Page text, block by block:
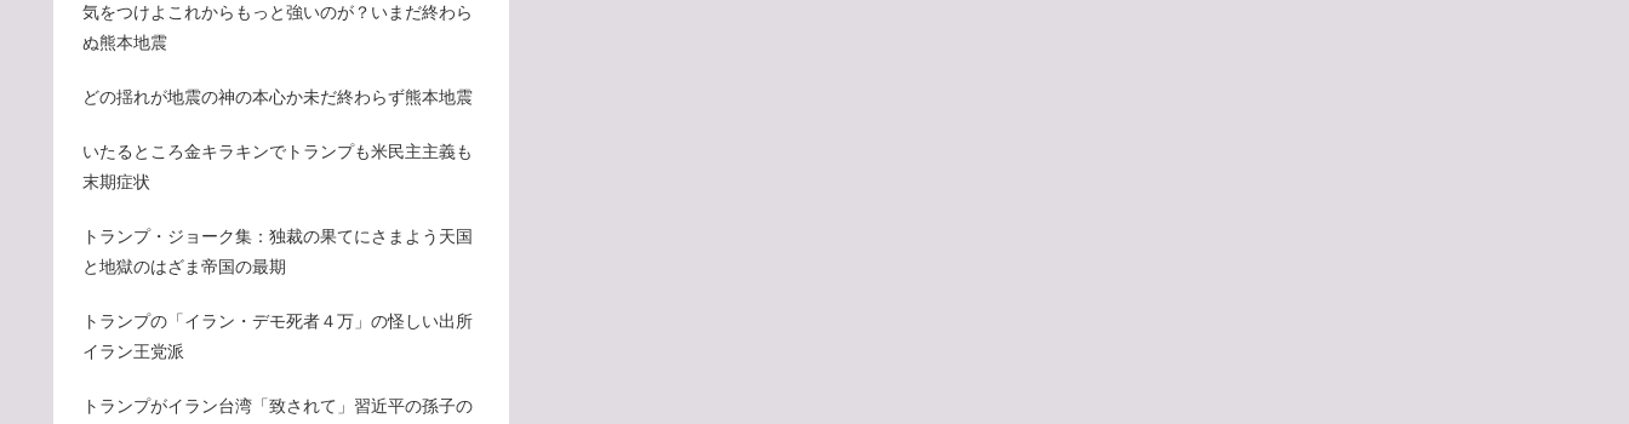
気をつけよこれからもっと強いのが？いまだ終わら
ぬ熊本地震
どの揺れが地震の神の本心か未だ終わらず熊本地震
いたるところ金キラキンでトランプも米民主主義も
末期症状
トランプ・ジョーク集：独裁の果てにさまよう天国
と地獄のはざま帝国の最期
トランプの「イラン・デモ死者４万」の怪しい出所
イラン王党派
トランプがイラン台湾「致されて」習近平の孫子の